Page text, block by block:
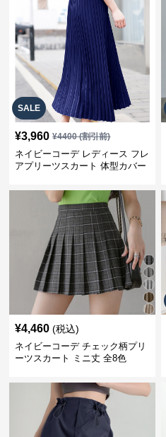
SALE
¥3,960 ¥4400(割引前)
ネイビーコーデ レディース フレ
アプリーツスカート 体型カバー
ト
¥4,460 (税込)
ネイビーコーデ チェック柄プリ
ーツスカート ミニ丈 全8色